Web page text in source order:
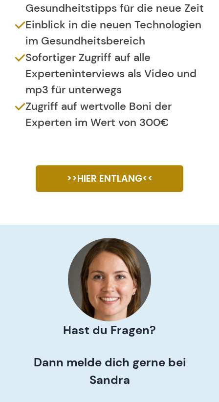
Gesundheitstipps für die neue Zeit
Einblick in die neuen Technologien
im Gesundheitsbereich
Sofortiger Zugriff auf alle
Experteninterviews als Video und
mp3 für unterwegs
Zugriff auf wertvolle Boni der
Experten im Wert von 300€
>>HIER ENTLANG<<
Hast du Fragen?
Dann melde dich gerne bei
Sandra